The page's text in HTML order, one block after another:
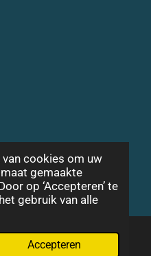
cookies om uw
gemaakte
op ‘Accepteren’ te
gebruik van alle
Accepteren